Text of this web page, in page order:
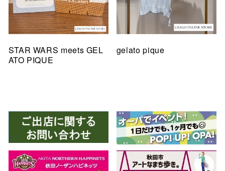
STAR WARS meets GEL
ATO PIQUE
gelato pique